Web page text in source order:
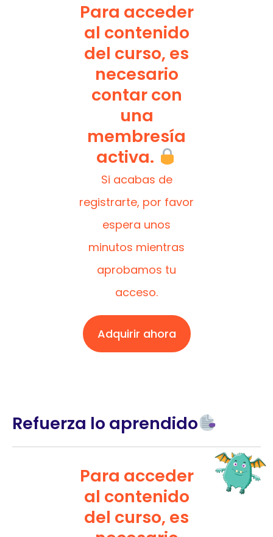
Para acceder
al contenido
del curso, es
necesario
contar con
una
membresía
activa.
Si acabas de
registrarte, por favor
espera unos
minutos mientras
aprobamos tu
acceso.
Adquirir ahora
Refuerza lo aprendido
Para acceder
al contenido
del curso, es